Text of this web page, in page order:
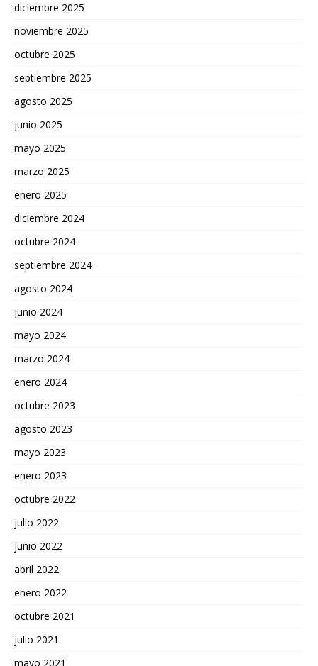
diciembre 2025
noviembre 2025
octubre 2025
septiembre 2025
agosto 2025
junio 2025
mayo 2025
marzo 2025
enero 2025
diciembre 2024
octubre 2024
septiembre 2024
agosto 2024
junio 2024
mayo 2024
marzo 2024
enero 2024
octubre 2023
agosto 2023
mayo 2023
enero 2023
octubre 2022
julio 2022
junio 2022
abril 2022
enero 2022
octubre 2021
julio 2021
mayo 2021